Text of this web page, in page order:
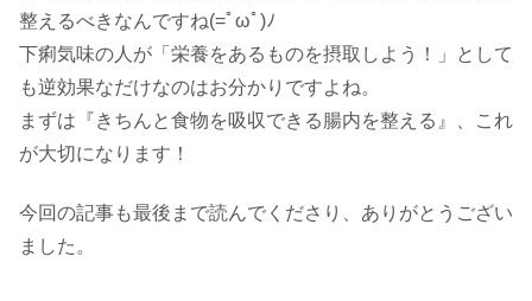
整えるべきなんですね(=ﾟωﾟ)ﾉ
下痢気味の人が「栄養をあるものを摂取しよう！」として
も逆効果なだけなのはお分かりですよね。
まずは『きちんと食物を吸収できる腸内を整える』、これ
が大切になります！
今回の記事も最後まで読んでくださり、ありがとうござい
ました。